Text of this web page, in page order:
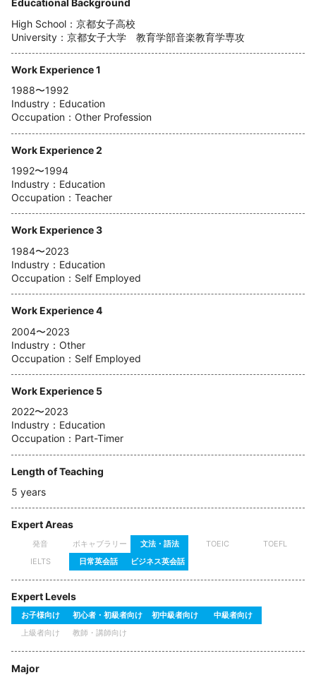
Educational Background
High School：京都女子高校
University：京都女子大学 教育学部音楽教育学専攻
Work Experience 1
1988〜1992
Industry：Education
Occupation：Other Profession
Work Experience 2
1992〜1994
Industry：Education
Occupation：Teacher
Work Experience 3
1984〜2023
Industry：Education
Occupation：Self Employed
Work Experience 4
2004〜2023
Industry：Other
Occupation：Self Employed
Work Experience 5
2022〜2023
Industry：Education
Occupation：Part-Timer
Length of Teaching
5 years
Expert Areas
発音 ボキャブラリー 文法・語法 TOEIC
TOEFL
IELTS
日常英会話 ビジネス英会話
Expert Levels
お子様向け 初心者・初級者向け 初中級者向け
中級者向け
上級者向け
教師・講師向け
Major